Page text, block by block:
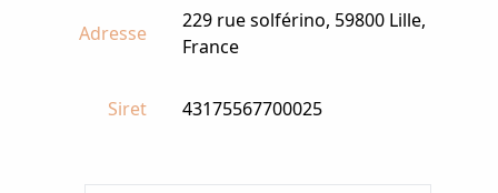
Adresse
229 rue solférino, 59800 Lille,
France
Siret 43175567700025